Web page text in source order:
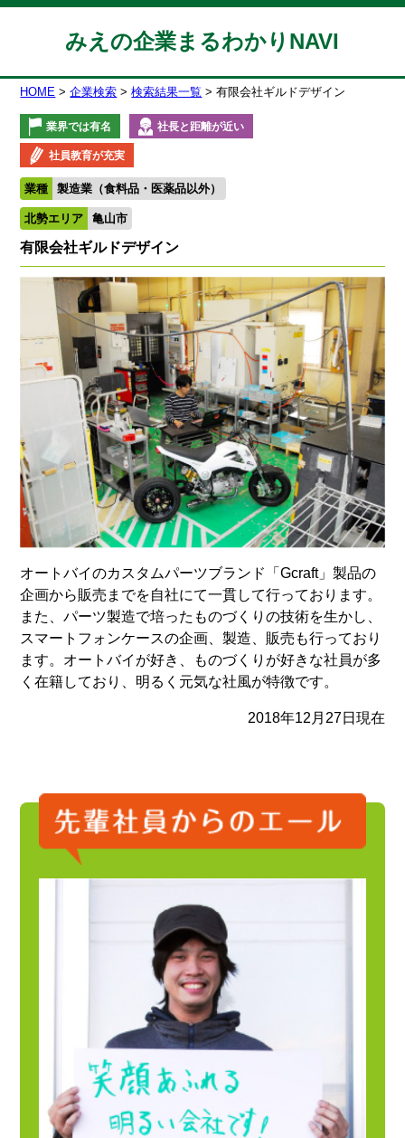
みえの企業まるわかりNAVI
HOME 企業検索 検索結果一覧 有限会社ギルドデザイン
業界では有名 社長と距離が近い
社員教育が充実
業種 製造業（食料品・医薬品以外）
北勢エリア 亀山市
有限会社ギルドデザイン
オートバイのカスタムパーツブランド「Gcraft」製品の
企画から販売までを自社にて一貫して行っております。
また、パーツ製造で培ったものづくりの技術を生かし、
スマートフォンケースの企画、製造、販売も行っており
ます。オートバイが好き、ものづくりが好きな社員が多
く在籍しており、明るく元気な社風が特徴です。
2018年12月27日現在